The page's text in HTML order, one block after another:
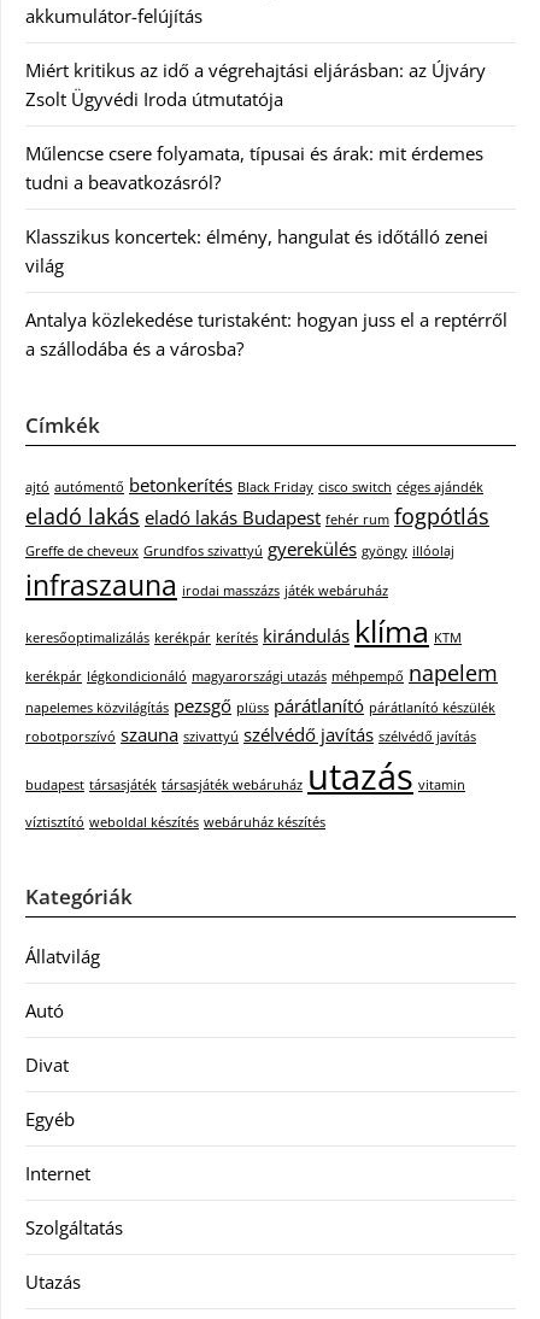
akkumulátor-felújítás
Miért kritikus az idő a végrehajtási eljárásban: az Újváry
Zsolt Ügyvédi Iroda útmutatója
Műlencse csere folyamata, típusai és árak: mit érdemes
tudni a beavatkozásról?
Klasszikus koncertek: élmény, hangulat és időtálló zenei
világ
Antalya közlekedése turistaként: hogyan juss el a reptérről
a szállodába és a városba?
Címkék
ajtó autómentő betonkerítés Black Friday cisco switch céges ajándék
eladó lakás eladó lakás Budapest fehér rum fogpótlás
Greffe de cheveux Grundfos szivattyú gyerekülés gyöngy illóolaj
infraszauna irodai masszázs játék webáruház
keresőoptimalizálás kerékpár kerítés kirándulás klíma KTM
kerékpár légkondicionáló magyarországi utazás méhpempő napelem
napelemes közvilágítás pezsgő plüss párátlanító párátlanító készülék
robotporszívó szauna szivattyú szélvédő javítás szélvédő javítás
budapest társasjáték társasjáték webáruház utazás vitamin
víztisztító weboldal készítés webáruház készítés
Kategóriák
Állatvilág
Autó
Divat
Egyéb
Internet
Szolgáltatás
Utazás